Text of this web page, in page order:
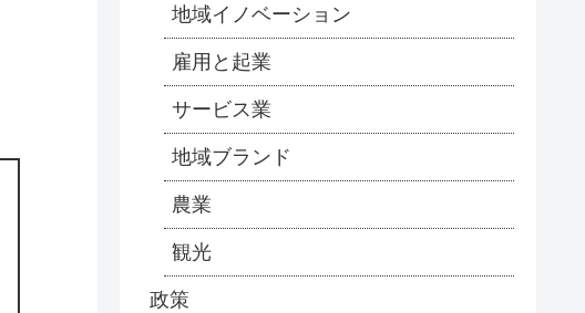
地域イノベーション
雇用と起業
サービス業
地域ブランド
農業
観光
政策